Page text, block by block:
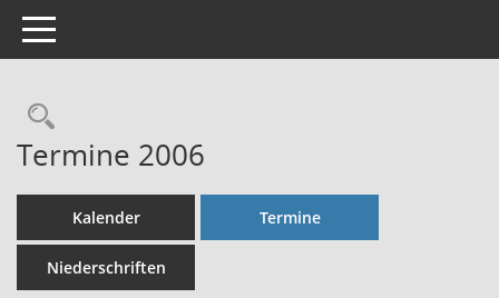
Toggle navigation
Rechercheauswahl
Termine 2006
Kalender Termine
Niederschriften